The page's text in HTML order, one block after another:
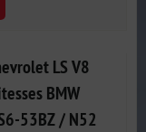
LS V8
BMW
53BZ / N52